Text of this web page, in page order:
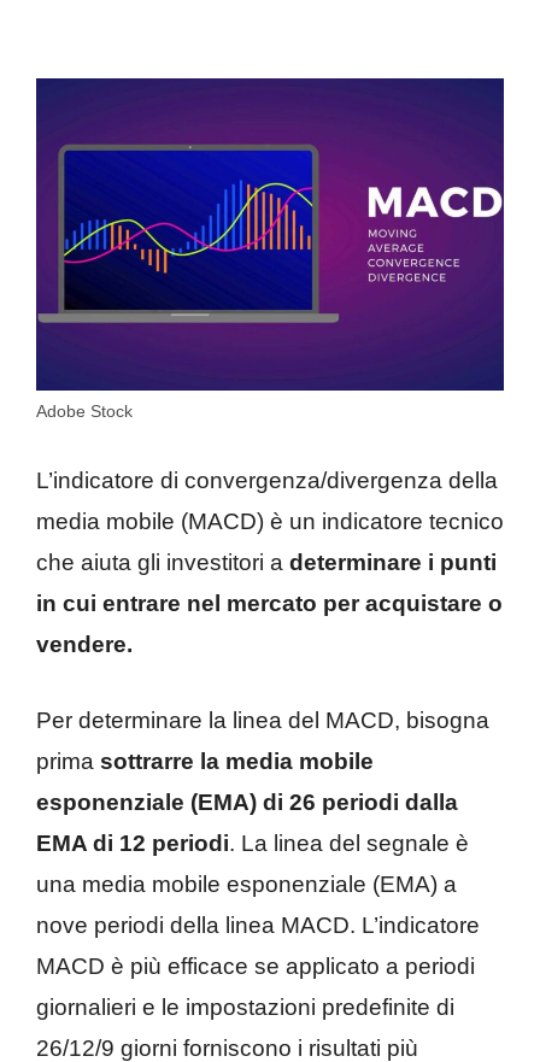
Adobe Stock
L’indicatore di convergenza/divergenza della
media mobile (MACD) è un indicatore tecnico
che aiuta gli investitori a determinare i punti
in cui entrare nel mercato per acquistare o
vendere.
Per determinare la linea del MACD, bisogna
prima sottrarre la media mobile
esponenziale (EMA) di 26 periodi dalla
EMA di 12 periodi. La linea del segnale è
una media mobile esponenziale (EMA) a
nove periodi della linea MACD. L’indicatore
MACD è più efficace se applicato a periodi
giornalieri e le impostazioni predefinite di
26/12/9 giorni forniscono i risultati più